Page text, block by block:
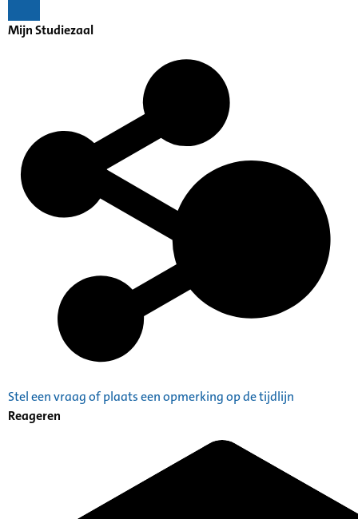
Mijn Studiezaal
Stel een vraag of plaats een opmerking op de tijdlijn
Reageren